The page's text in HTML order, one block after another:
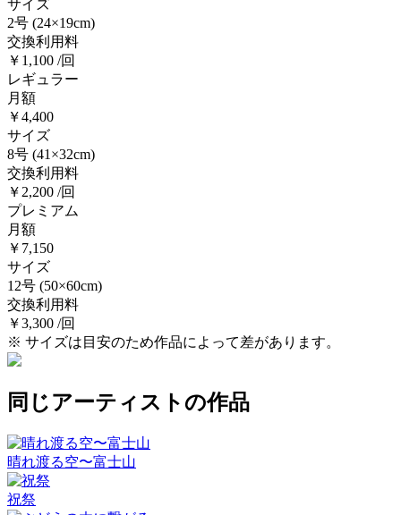
サイズ
2号 (24×19cm)
交換利用料
￥1,100 /回
レギュラー
月額
￥4,400
サイズ
8号 (41×32cm)
交換利用料
￥2,200 /回
プレミアム
月額
￥7,150
サイズ
12号 (50×60cm)
交換利用料
￥3,300 /回
※ サイズは目安のため作品によって差があります。
同じアーティストの作品
晴れ渡る空〜富士山
祝祭